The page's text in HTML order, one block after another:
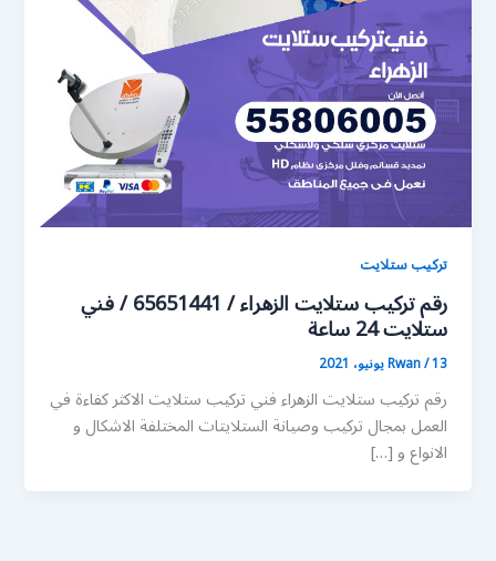
تركيب ستلايت
رقم تركيب ستلايت الزهراء / 65651441 / فني
ستلايت 24 ساعة
Rwan/13 يونيو، 2021
رقم تركيب ستلايت الزهراء فني تركيب ستلايت الاكثر كفاءة في
العمل بمجال تركيب وصيانة الستلايتات المختلفة الاشكال و
الانواع و […]